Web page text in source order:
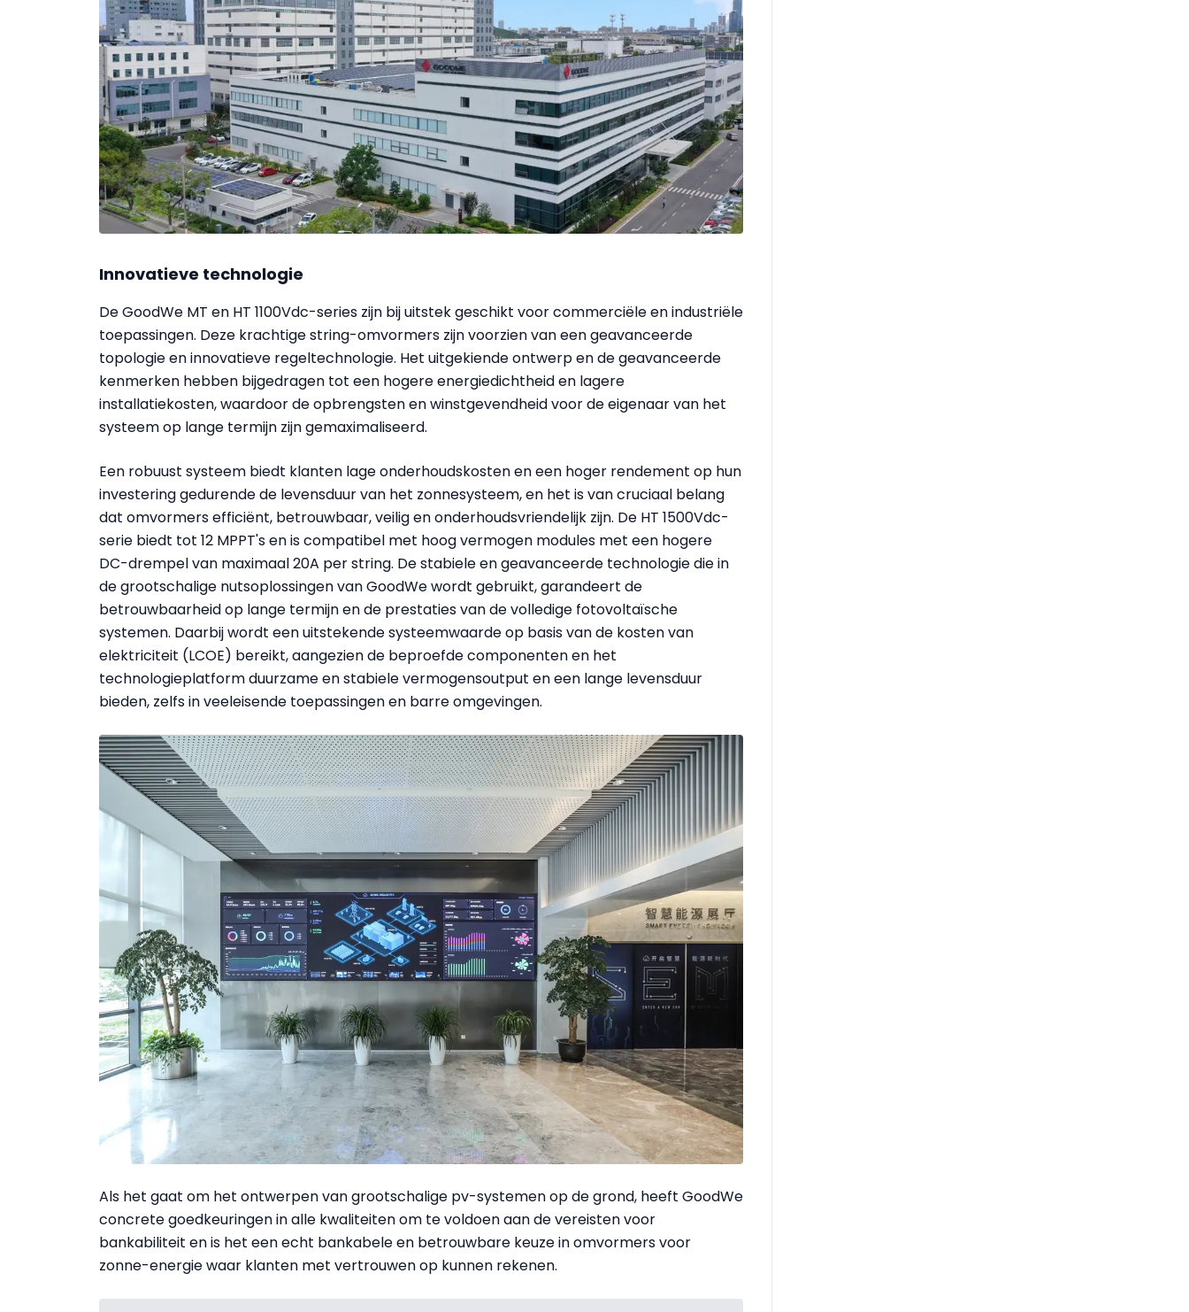
Innovatieve technologie
De GoodWe MT en HT 1100Vdc-series zijn bij uitstek geschikt voor commerciële en industriële
toepassingen. Deze krachtige string-omvormers zijn voorzien van een geavanceerde
topologie en innovatieve regeltechnologie. Het uitgekiende ontwerp en de geavanceerde
kenmerken hebben bijgedragen tot een hogere energiedichtheid en lagere
installatiekosten, waardoor de opbrengsten en winstgevendheid voor de eigenaar van het
systeem op lange termijn zijn gemaximaliseerd.
Een robuust systeem biedt klanten lage onderhoudskosten en een hoger rendement op hun
investering gedurende de levensduur van het zonnesysteem, en het is van cruciaal belang
dat omvormers efficiënt, betrouwbaar, veilig en onderhoudsvriendelijk zijn. De HT 1500Vdc-
serie biedt tot 12 MPPT's en is compatibel met hoog vermogen modules met een hogere
DC-drempel van maximaal 20A per string. De stabiele en geavanceerde technologie die in
de grootschalige nutsoplossingen van GoodWe wordt gebruikt, garandeert de
betrouwbaarheid op lange termijn en de prestaties van de volledige fotovoltaïsche
systemen. Daarbij wordt een uitstekende systeemwaarde op basis van de kosten van
elektriciteit (LCOE) bereikt, aangezien de beproefde componenten en het
technologieplatform duurzame en stabiele vermogensoutput en een lange levensduur
bieden, zelfs in veeleisende toepassingen en barre omgevingen.
Als het gaat om het ontwerpen van grootschalige pv-systemen op de grond, heeft GoodWe
concrete goedkeuringen in alle kwaliteiten om te voldoen aan de vereisten voor
bankabiliteit en is het een echt bankabele en betrouwbare keuze in omvormers voor
zonne-energie waar klanten met vertrouwen op kunnen rekenen.